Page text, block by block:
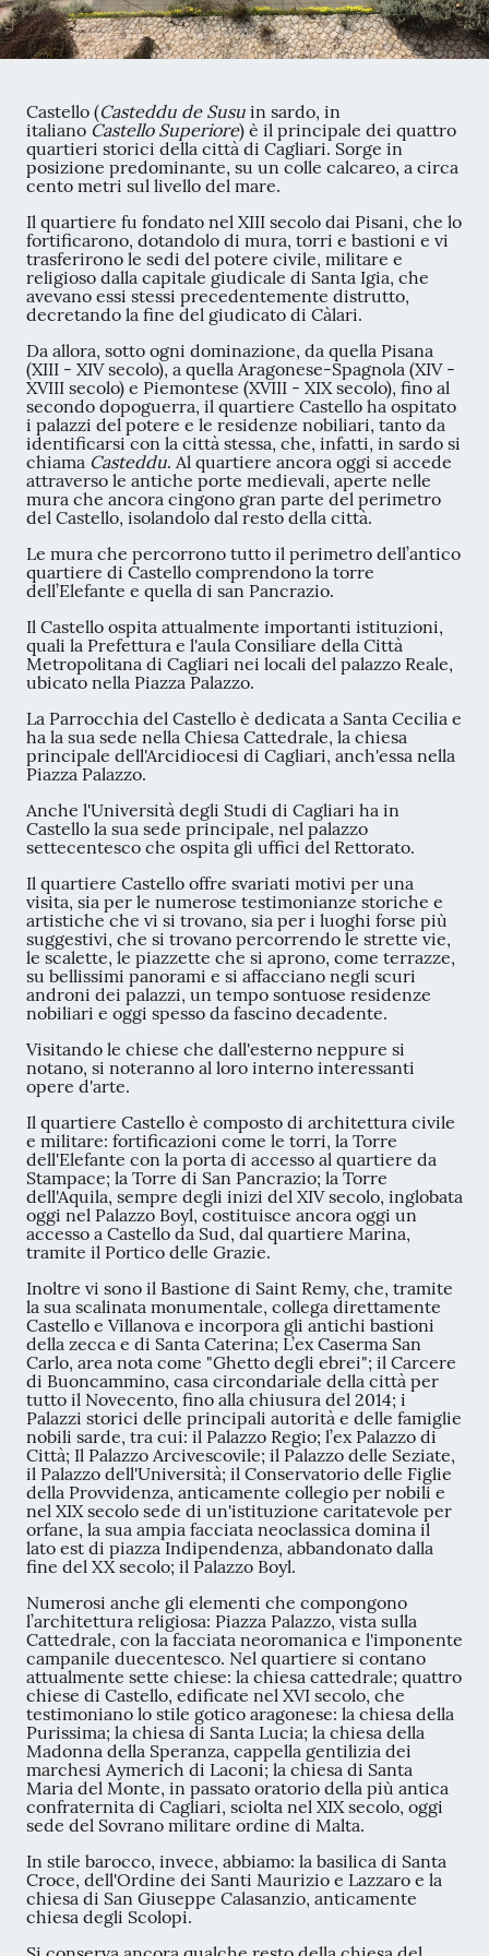
Castello (Casteddu de Susu in sardo, in
italiano Castello Superiore) è il principale dei quattro
quartieri storici della città di Cagliari. Sorge in
posizione predominante, su un colle calcareo, a circa
cento metri sul livello del mare.
Il quartiere fu fondato nel XIII secolo dai Pisani, che lo
fortificarono, dotandolo di mura, torri e bastioni e vi
trasferirono le sedi del potere civile, militare e
religioso dalla capitale giudicale di Santa Igia, che
avevano essi stessi precedentemente distrutto,
decretando la fine del giudicato di Càlari.
Da allora, sotto ogni dominazione, da quella Pisana
(XIII - XIV secolo), a quella Aragonese-Spagnola (XIV -
XVIII secolo) e Piemontese (XVIII - XIX secolo), fino al
secondo dopoguerra, il quartiere Castello ha ospitato
i palazzi del potere e le residenze nobiliari, tanto da
identificarsi con la città stessa, che, infatti, in sardo si
chiama Casteddu. Al quartiere ancora oggi si accede
attraverso le antiche porte medievali, aperte nelle
mura che ancora cingono gran parte del perimetro
del Castello, isolandolo dal resto della città.
Le mura che percorrono tutto il perimetro dell’antico
quartiere di Castello comprendono la torre
dell’Elefante e quella di san Pancrazio.
Il Castello ospita attualmente importanti istituzioni,
quali la Prefettura e l'aula Consiliare della Città
Metropolitana di Cagliari nei locali del palazzo Reale,
ubicato nella Piazza Palazzo.
La Parrocchia del Castello è dedicata a Santa Cecilia e
ha la sua sede nella Chiesa Cattedrale, la chiesa
principale dell'Arcidiocesi di Cagliari, anch'essa nella
Piazza Palazzo.
Anche l'Università degli Studi di Cagliari ha in
Castello la sua sede principale, nel palazzo
settecentesco che ospita gli uffici del Rettorato.
Il quartiere Castello offre svariati motivi per una
visita, sia per le numerose testimonianze storiche e
artistiche che vi si trovano, sia per i luoghi forse più
suggestivi, che si trovano percorrendo le strette vie,
le scalette, le piazzette che si aprono, come terrazze,
su bellissimi panorami e si affacciano negli scuri
androni dei palazzi, un tempo sontuose residenze
nobiliari e oggi spesso da fascino decadente.
Visitando le chiese che dall'esterno neppure si
notano, si noteranno al loro interno interessanti
opere d'arte.
Il quartiere Castello è composto di architettura civile
e militare: fortificazioni come le torri, la Torre
dell'Elefante con la porta di accesso al quartiere da
Stampace; la Torre di San Pancrazio; la Torre
dell'Aquila, sempre degli inizi del XIV secolo, inglobata
oggi nel Palazzo Boyl, costituisce ancora oggi un
accesso a Castello da Sud, dal quartiere Marina,
tramite il Portico delle Grazie.
Inoltre vi sono il Bastione di Saint Remy, che, tramite
la sua scalinata monumentale, collega direttamente
Castello e Villanova e incorpora gli antichi bastioni
della zecca e di Santa Caterina; L’ex Caserma San
Carlo, area nota come "Ghetto degli ebrei"; il Carcere
di Buoncammino, casa circondariale della città per
tutto il Novecento, fino alla chiusura del 2014; i
Palazzi storici delle principali autorità e delle famiglie
nobili sarde, tra cui: il Palazzo Regio; l’ex Palazzo di
Città; Il Palazzo Arcivescovile; il Palazzo delle Seziate,
il Palazzo dell'Università; il Conservatorio delle Figlie
della Provvidenza, anticamente collegio per nobili e
nel XIX secolo sede di un'istituzione caritatevole per
orfane, la sua ampia facciata neoclassica domina il
lato est di piazza Indipendenza, abbandonato dalla
fine del XX secolo; il Palazzo Boyl.
Numerosi anche gli elementi che compongono
l’architettura religiosa: Piazza Palazzo, vista sulla
Cattedrale, con la facciata neoromanica e l'imponente
campanile duecentesco. Nel quartiere si contano
attualmente sette chiese: la chiesa cattedrale; quattro
chiese di Castello, edificate nel XVI secolo, che
testimoniano lo stile gotico aragonese: la chiesa della
Purissima; la chiesa di Santa Lucia; la chiesa della
Madonna della Speranza, cappella gentilizia dei
marchesi Aymerich di Laconi; la chiesa di Santa
Maria del Monte, in passato oratorio della più antica
confraternita di Cagliari, sciolta nel XIX secolo, oggi
sede del Sovrano militare ordine di Malta.
In stile barocco, invece, abbiamo: la basilica di Santa
Croce, dell'Ordine dei Santi Maurizio e Lazzaro e la
chiesa di San Giuseppe Calasanzio, anticamente
chiesa degli Scolopi.